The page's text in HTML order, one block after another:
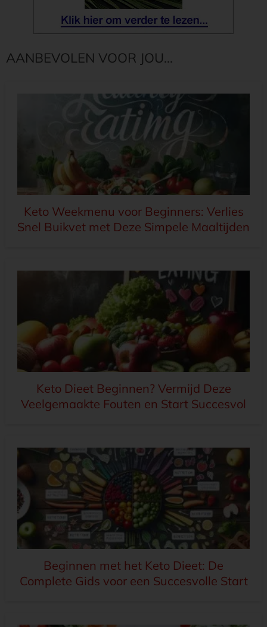
AANBEVOLEN VOOR JOU...
Keto Weekmenu voor Beginners: Verlies
Snel Buikvet met Deze Simpele Maaltijden
Keto Dieet Beginnen? Vermijd Deze
Veelgemaakte Fouten en Start Succesvol
Beginnen met het Keto Dieet: De
Complete Gids voor een Succesvolle Start